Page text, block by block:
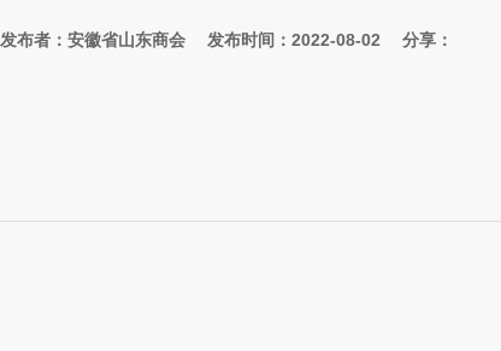
发布者：安徽省山东商会 发布时间：2022-08-02 分享：